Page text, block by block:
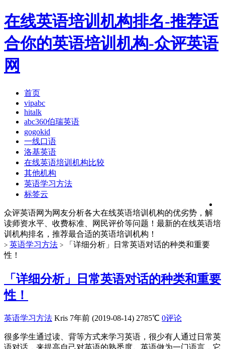
在线英语培训机构排名-推荐适
合你的英语培训机构-众评英语
网
首页
vipabc
hitalk
abc360伯瑞英语
gogokid
一线口语
洛基英语
在线英语培训机构比较
其他机构
英语学习方法
标签云
众评英语网为网友分析各大在线英语培训机构的优劣势，解
读师资水平、收费标准、网民评价等问题！最新的在线英语培
训机构排名，推荐最合适的英语培训机构！
> 英语学习方法 >
「详细分析」日常英语对话的种类和重要
性！
「详细分析」日常英语对话的种类和重要
性！
英语学习方法 Kris 7年前 (2019-08-14) 2785℃ 0评论
很多学生通过读、背等方式来学习英语，很少有人通过日常英
语对话，来提高自己对英语的熟悉度。英语做为一门语言，它